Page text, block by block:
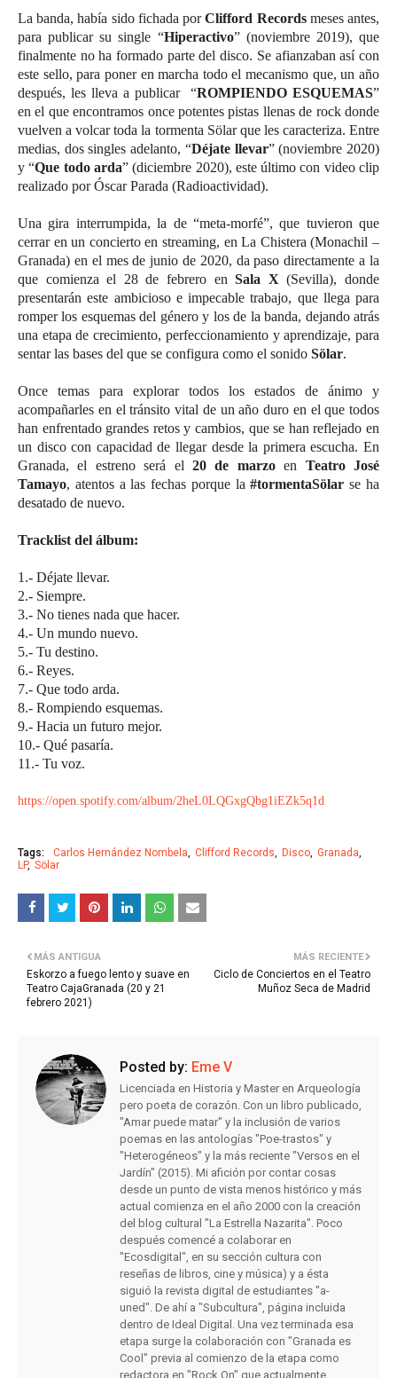
La banda, había sido fichada porClifford Recordsmeses antes,
para publicar su single “Hiperactivo” (noviembre 2019), que
finalmente no ha formado parte del disco. Se afianzaban así con
este sello, para poner en marcha todo el mecanismo que, un año
después, les lleva a publicar “ROMPIENDO ESQUEMAS”
en el que encontramos once potentes pistas llenas de rock donde
vuelven a volcar toda la tormenta Sölar que les caracteriza. Entre
medias, dos singles adelanto, “Déjate llevar” (noviembre 2020)
y “Que todo arda” (diciembre 2020), este último con video clip
realizado por Óscar Parada (Radioactividad).
Una gira interrumpida, la de “meta-morfé”, que tuvieron que
cerrar en un concierto en streaming, en La Chistera (Monachil –
Granada) en el mes de junio de 2020, da paso directamente a la
que comienza el 28 de febrero enSala X (Sevilla), donde
presentarán este ambicioso e impecable trabajo, que llega para
romper los esquemas del género y los de la banda, dejando atrás
una etapa de crecimiento, perfeccionamiento y aprendizaje, para
sentar las bases del que se configura como el sonido Sölar.
Once temas para explorar todos los estados de ánimo y
acompañarles en el tránsito vital de un año duro en el que todos
han enfrentado grandes retos y cambios, que se han reflejado en
un disco con capacidad de llegar desde la primera escucha. En
Granada, el estreno será el 20 de marzoen Teatro José
Tamayo, atentos a las fechas porque la#tormentaSölar se ha
desatado de nuevo.
Tracklist del álbum:
1.- Déjate llevar.
2.- Siempre.
3.- No tienes nada que hacer.
4.- Un mundo nuevo.
5.- Tu destino.
6.- Reyes.
7.- Que todo arda.
8.- Rompiendo esquemas.
9.- Hacia un futuro mejor.
10.- Qué pasaría.
11.- Tu voz.
https://open.spotify.com/album/2heL0LQGxgQbg1iEZk5q1d
Tags: Carlos Hernández Nombela Clifford Records Disco Granada
LP Sölar
MÁS RECIENTE
Ciclo de Conciertos en el Teatro
Muñoz Seca de Madrid
MÁS ANTIGUA
Eskorzo a fuego lento y suave en
Teatro CajaGranada (20 y 21
febrero 2021)
Posted by: Eme V
Licenciada en Historia y Master en Arqueología
pero poeta de corazón. Con un libro publicado,
"Amar puede matar" y la inclusión de varios
poemas en las antologías "Poe-trastos" y
"Heterogéneos" y la más reciente "Versos en el
Jardín" (2015). Mi afición por contar cosas
desde un punto de vista menos histórico y más
actual comienza en el año 2000 con la creación
del blog cultural "La Estrella Nazarita". Poco
después comencé a colaborar en
"Ecosdigital", en su sección cultura con
reseñas de libros, cine y música) y a ésta
siguió la revista digital de estudiantes "a-
uned". De ahí a "Subcultura", página incluida
dentro de Ideal Digital. Una vez terminada esa
etapa surge la colaboración con "Granada es
Cool" previa al comienzo de la etapa como
redactora en "Rock On" que actualmente